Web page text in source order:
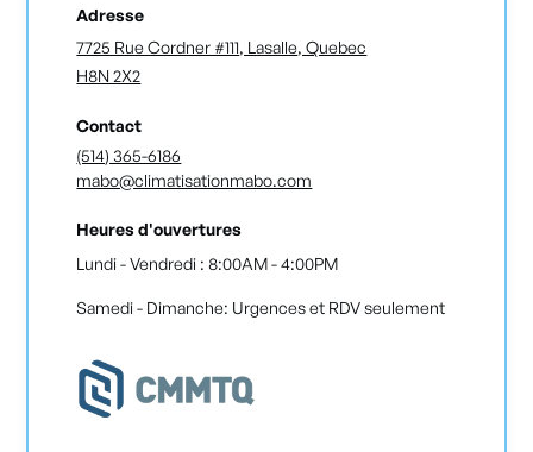
Adresse
7725 Rue Cordner #111, Lasalle, Quebec
H8N 2X2
Contact
(514) 365-6186
mabo@climatisationmabo.com
Heures d'ouvertures
Lundi - Vendredi : 8:00AM - 4:00PM
Samedi - Dimanche: Urgences et RDV seulement